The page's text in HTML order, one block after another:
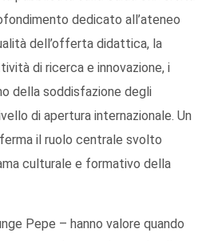
dedicato all’ateneo
dell’offerta didattica, la
di ricerca e innovazione, i
della soddisfazione degli
di apertura internazionale. Un
il ruolo centrale svolto
culturale e formativo della
Pepe – hanno valore quando